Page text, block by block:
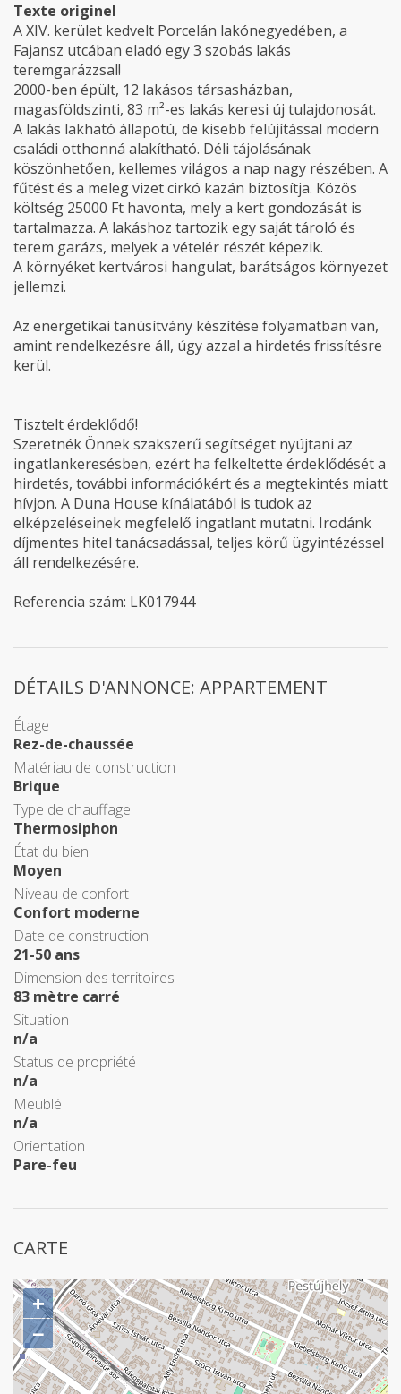
Texte originel
A XIV. kerület kedvelt Porcelán lakónegyedében, a
Fajansz utcában eladó egy 3 szobás lakás
teremgarázzsal!
2000-ben épült, 12 lakásos társasházban,
magasföldszinti, 83 m²-es lakás keresi új tulajdonosát.
A lakás lakható állapotú, de kisebb felújítással modern
családi otthonná alakítható. Déli tájolásának
köszönhetően, kellemes világos a nap nagy részében. A
fűtést és a meleg vizet cirkó kazán biztosítja. Közös
költség 25000 Ft havonta, mely a kert gondozását is
tartalmazza. A lakáshoz tartozik egy saját tároló és
terem garázs, melyek a vételér részét képezik.
A környéket kertvárosi hangulat, barátságos környezet
jellemzi.
Az energetikai tanúsítvány készítése folyamatban van,
amint rendelkezésre áll, úgy azzal a hirdetés frissítésre
kerül.
Tisztelt érdeklődő!
Szeretnék Önnek szakszerű segítséget nyújtani az
ingatlankeresésben, ezért ha felkeltette érdeklődését a
hirdetés, további információkért és a megtekintés miatt
hívjon. A Duna House kínálatából is tudok az
elképzeléseinek megfelelő ingatlant mutatni. Irodánk
díjmentes hitel tanácsadással, teljes körű ügyintézéssel
áll rendelkezésére.
Referencia szám: LK017944
DÉTAILS D'ANNONCE: APPARTEMENT
Étage
Rez-de-chaussée
Matériau de construction
Brique
Type de chauffage
Thermosiphon
État du bien
Moyen
Niveau de confort
Confort moderne
Date de construction
21-50 ans
Dimension des territoires
83 mètre carré
Situation
n/a
Status de propriété
n/a
Meublé
n/a
Orientation
Pare-feu
CARTE
+
−